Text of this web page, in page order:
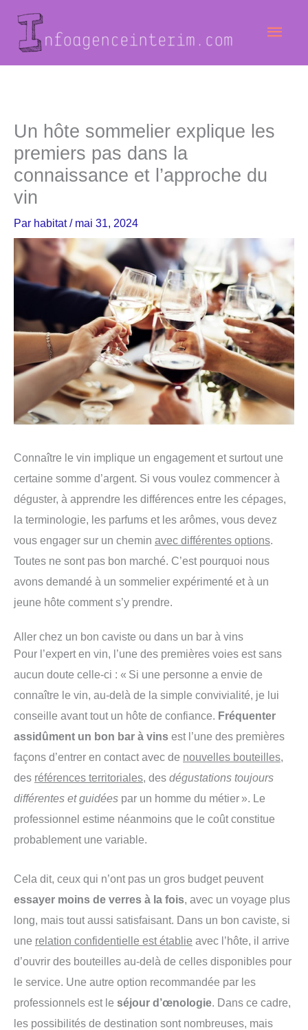
contenu
Un hôte sommelier explique les
premiers pas dans la
connaissance et l’approche du
vin
Par habitat/ mai 31, 2024
Connaître le vin implique un engagement et surtout une
certaine somme d’argent. Si vous voulez commencer à
déguster, à apprendre les différences entre les cépages,
la terminologie, les parfums et les arômes, vous devez
vous engager sur un chemin avec différentes options.
Toutes ne sont pas bon marché. C’est pourquoi nous
avons demandé à un sommelier expérimenté et à un
jeune hôte comment s’y prendre.
Aller chez un bon caviste ou dans un bar à vins
Pour l’expert en vin, l’une des premières voies est sans
aucun doute celle-ci : « Si une personne a envie de
connaître le vin, au-delà de la simple convivialité, je lui
conseille avant tout un hôte de confiance. Fréquenter
assidûment un bon bar à vins est l’une des premières
façons d’entrer en contact avec de nouvelles bouteilles,
des références territoriales, des dégustations toujours
différentes et guidées par un homme du métier ». Le
professionnel estime néanmoins que le coût constitue
probablement une variable.
Cela dit, ceux qui n’ont pas un gros budget peuvent
essayer moins de verres à la fois, avec un voyage plus
long, mais tout aussi satisfaisant. Dans un bon caviste, si
une relation confidentielle est établie avec l’hôte, il arrive
d’ouvrir des bouteilles au-delà de celles disponibles pour
le service. Une autre option recommandée par les
professionnels est le séjour d’œnologie. Dans ce cadre,
les possibilités de destination sont nombreuses, mais